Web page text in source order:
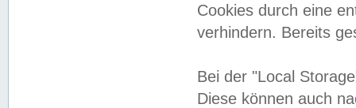
Cookies durch eine
verhindern. Bereits
Bei der "Local
Diese können auch